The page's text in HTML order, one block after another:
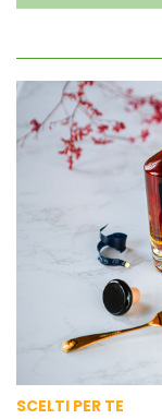
SCELTI PER TE